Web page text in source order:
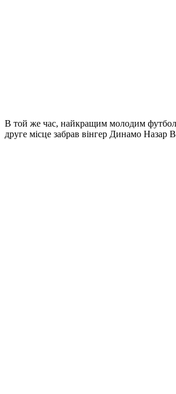
В той же час, найкращим молодим
друге місце забрав вінгер Динамо Назар